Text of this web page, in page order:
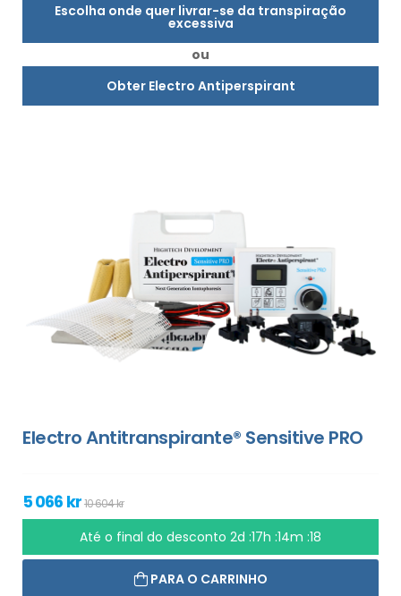
Escolha onde quer livrar-se da transpiração
excessiva
ou
Obter Electro Antiperspirant
Electro Antitranspirante® Sensitive PRO
5 066 kr10 604 kr
Até o final do desconto 2d :17h :14m :17
PARA O CARRINHO